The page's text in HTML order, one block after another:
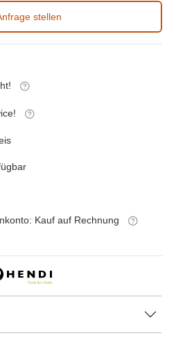
stellen
Kauf auf Rechnung